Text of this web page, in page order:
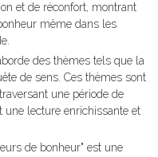
et de réconfort, montrant
même dans les
des thèmes tels que la
de sens. Ces thèmes sont
une période de
une lecture enrichissante et
de bonheur" est une